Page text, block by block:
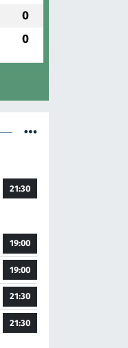
0
0
21:30
19:00
19:00
21:30
21:30